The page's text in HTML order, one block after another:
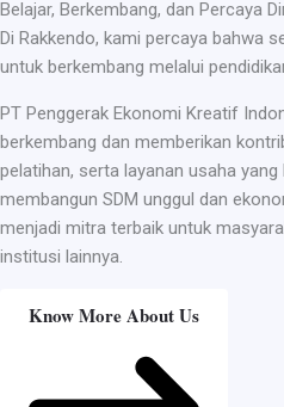
Belajar, Berkembang, dan Percaya
Di Rakkendo, kami percaya bahwa
untuk berkembang melalui
PT Penggerak Ekonomi Kreatif
berkembang dan memberikan
pelatihan, serta layanan usaha
membangun SDM unggul dan
menjadi mitra terbaik untuk
institusi lainnya.
Know More About Us